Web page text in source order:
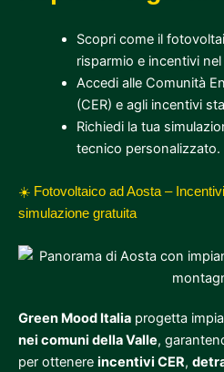
Scopri come il
risparmio e incentivi
Accedi alle Comunità
(CER) e agli incentivi
Richiedi la tua
tecnico personalizzato.
☀️ Fotovoltaico ad Aosta –
simulazione gratuita
Green Mood Italia progetta
nei comuni della Valle,
per ottenere incentivi CER,